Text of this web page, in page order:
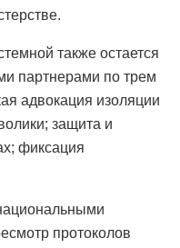
также остается
партнерами по трем
адвокация изоляции
защита и
фиксация
протоколов